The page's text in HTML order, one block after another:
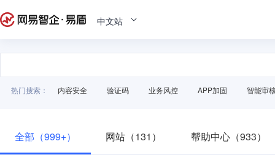
中文站
热门搜索： 内容安全 验证码 业务风控 APP加固 智能审
全部（999+） 网站（131） 帮助中心（933）